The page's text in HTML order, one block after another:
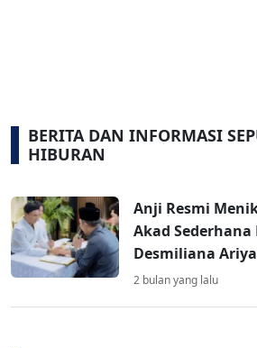
BERITA DAN INFORMASI
HIBURAN
Anji Resmi
Akad Sederhana
Desmiliana
2 bulan yang lalu